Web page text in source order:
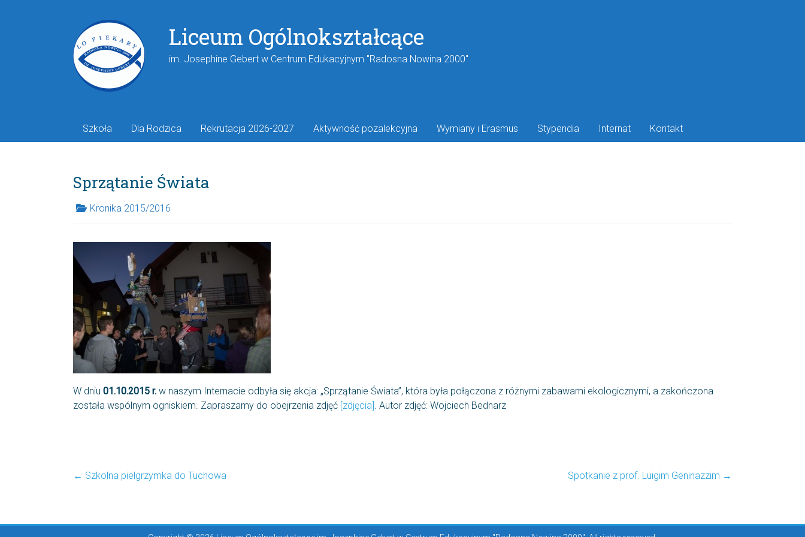
Liceum Ogólnokształcące
im. Josephine Gebert w Centrum Edukacyjnym "Radosna Nowina 2000"
Szkoła Dla Rodzica Rekrutacja 2026-2027 Aktywność pozalekcyjna Wymiany i Erasmus Stypendia Internat Kontakt
Sprzątanie Świata
Kronika 2015/2016
W dniu 01.10.2015 r. w naszym Internacie odbyła się akcja: „Sprzątanie Świata”, która była połączona z różnymi zabawami ekologicznymi, a zakończona
została wspólnym ogniskiem. Zapraszamy do obejrzenia zdjęć [zdjęcia]. Autor zdjęć: Wojciech Bednarz
← Szkolna pielgrzymka do Tuchowa Spotkanie z prof. Luigim Geninazzim →